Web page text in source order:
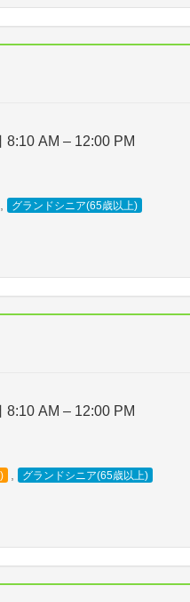
8:10 AM – 12:00 PM
グランドシニア(65歳以上)
8:10 AM – 12:00 PM
グランドシニア(65歳以上)